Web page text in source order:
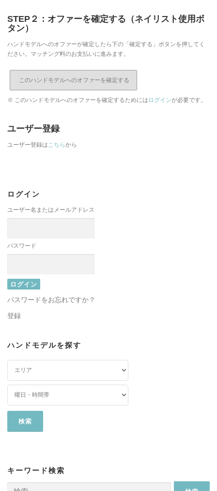
STEP２：オファーを確定する（ネイリスト使用ボ
タン）
ハンドモデルへのオファーが確定したら下の「確定する」ボタンを押してく
ださい。マッチング料のお支払いに進みます。
※ このハンドモデルへのオファーを確定するためには ログインが必要です。
ユーザー登録
ユーザー登録はこちらから
ログイン
ユーザー名またはメールアドレス
パスワード
パスワードをお忘れですか？
登録
ハンドモデルを探す
キーワード検索